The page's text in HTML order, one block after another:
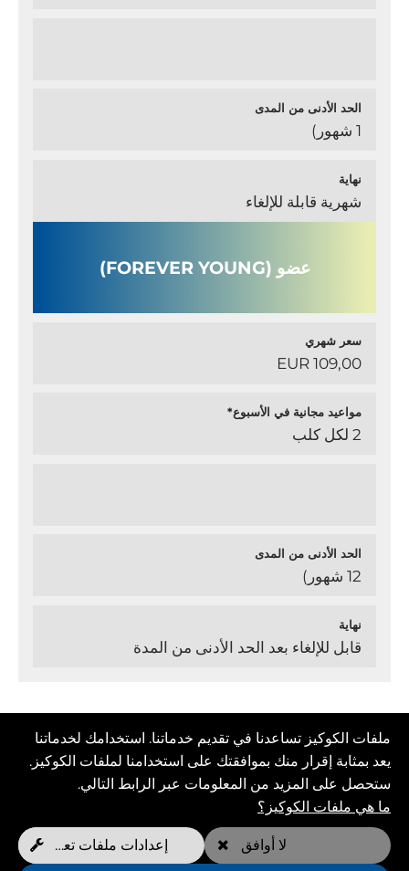
الحد الأدنى من المدى
1 شهور)
نهاية
شهرية قابلة للإلغاء
عضو (FOREVER YOUNG)
سعر شهري
109,00 EUR
مواعيد مجانية في الأسبوع*
2 لكل كلب
الحد الأدنى من المدى
12 شهور)
نهاية
قابل للإلغاء بعد الحد الأدنى من المدة
عليك دفع 20 يورو إضافية.
: : في إطار بعض نماذج العضوية، بعد استنفاد المواعيد
الأسبوعية المجانية، يُدفع ثمن كل موعد إضافي بسعر محدد.
التدريب على الكتب تصبح عضوا الآن
ملفات الكوكيز تساعدنا في تقديم خدماتنا. استخدامك لخدماتنا
يعد بمثابة إقرار منك بموافقتك على استخدامنا لملفات الكوكيز.
ستحصل على المزيد من المعلومات عبر الرابط التالي.
ما هي ملفات الكوكيز؟
لا أوافق إعدادات ملفات تعريف الارتباط